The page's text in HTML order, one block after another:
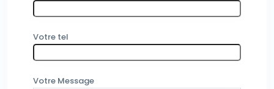
Votre tel
Votre Message